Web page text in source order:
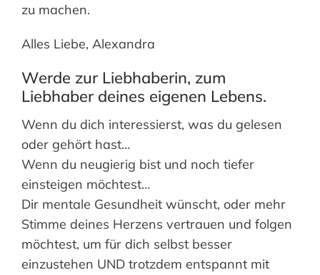
zu machen.
Alles Liebe, Alexandra
Werde zur Liebhaberin, zum
Liebhaber deines eigenen Lebens.
Wenn du dich interessierst, was du gelesen
oder gehört hast…
Wenn du neugierig bist und noch tiefer
einsteigen möchtest…
Dir mentale Gesundheit wünscht, oder mehr
Stimme deines Herzens vertrauen und folgen
möchtest, um für dich selbst besser
einzustehen UND trotzdem entspannt mit